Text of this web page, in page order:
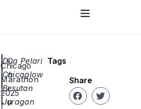
C
o
r
p
Chicago
Marathon
2025
Dua Pelari
Chicaglow
Besutan
Juragan
Tags
Share